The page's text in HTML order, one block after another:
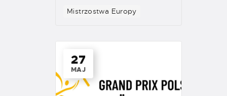
Mistrzostwa Europy
27
MAJ